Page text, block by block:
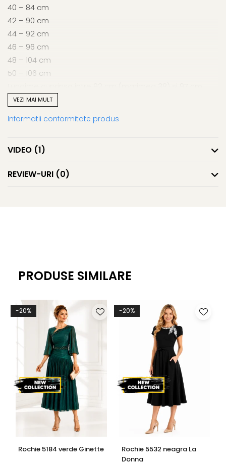
40 – 84 cm
42 – 90 cm
44 – 92 cm
46 – 96 cm
48 – 104 cm
50 – 106 cm
(marimea 48).
VEZI MAI MULT
Informatii conformitate produs
VIDEO (1)
REVIEW-URI (0)
PRODUSE SIMILARE
-20%
Rochie 5184 verde Ginette
-20%
Rochie 5532 neagra La
Donna